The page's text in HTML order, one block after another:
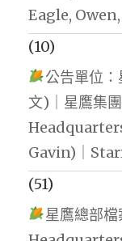
Eagle,
(10)
公告單位
文)｜星鷹集
Gavin)｜
(51)
星鷹總部